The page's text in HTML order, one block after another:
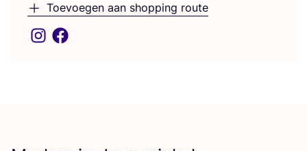
Toevoegen aan shopping route